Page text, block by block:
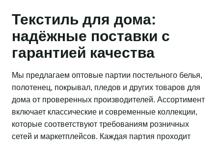
Текстиль для дома:
надёжные поставки с
гарантией качества
Мы предлагаем оптовые партии постельного белья,
полотенец, покрывал, пледов и других товаров для
дома от проверенных производителей. Ассортимент
включает классические и современные коллекции,
которые соответствуют требованиям розничных
сетей и маркетплейсов. Каждая партия проходит